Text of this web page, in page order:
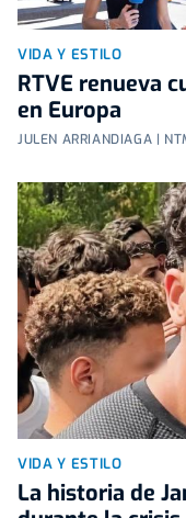
VIDA Y ESTILO
RTVE renueva
en Europa
JULEN ARRIANDIAGA |
VIDA Y ESTILO
La historia de